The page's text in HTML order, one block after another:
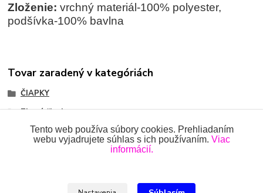
Zloženie: vrchný materiál-100% polyester,
podšívka-100% bavlna
Tovar zaradený v kategóriách
ČIAPKY
Zimné čiapky
Tento web používa súbory cookies. Prehliadaním
webu vyjadrujete súhlas s ich používaním. Viac
informácií.